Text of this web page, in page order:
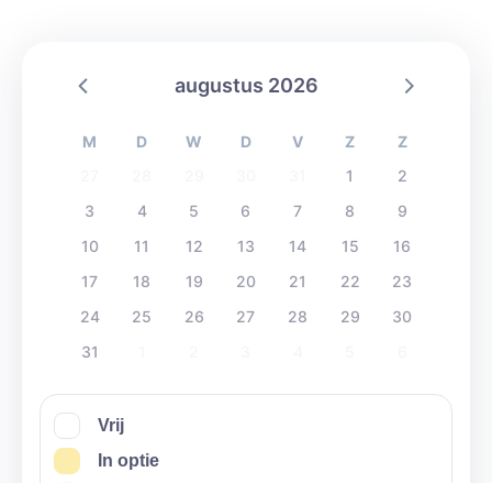
augustus 2026
M D W D V Z
Z
1
2
3
4 5 6 7 8
9
10
11 12 13 14 15
16
17
18 19 20 21 22
23
24
25 26 27 28 29
30
31
Vrij
In optie